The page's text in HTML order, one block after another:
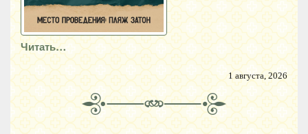
Читать…
1 августа, 2026